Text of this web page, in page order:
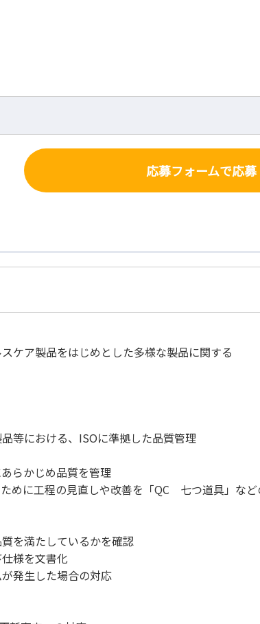
応募フォームで応募
ケア製品をはじめとした多様な製品に関する
における、ISOに準拠した品質管理
らかじめ品質を管理
めに工程の見直しや改善を「QC 七つ道具」など
を満たしているかを確認
様を文書化
発生した場合の対応